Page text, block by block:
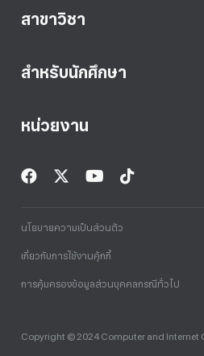
สาขาวิชา
สำหรับนักศึกษา
หน่วยงาน
Copyright © 2024 Computer and Internet
นโยบายความเป็นส่วนตัว
เกี่ยวกับการใช้งานคุ้กกี้
การคุ้มครองข้อมูลส่วนบุคคลกรณีทั่วไป